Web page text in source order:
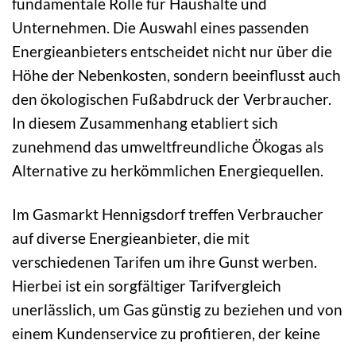
fundamentale Rolle für Haushalte und
Unternehmen. Die Auswahl eines passenden
Energieanbieters entscheidet nicht nur über die
Höhe der Nebenkosten, sondern beeinflusst auch
den ökologischen Fußabdruck der Verbraucher.
In diesem Zusammenhang etabliert sich
zunehmend das umweltfreundliche Ökogas als
Alternative zu herkömmlichen Energiequellen.
Im Gasmarkt Hennigsdorf treffen Verbraucher
auf diverse Energieanbieter, die mit
verschiedenen Tarifen um ihre Gunst werben.
Hierbei ist ein sorgfältiger Tarifvergleich
unerlässlich, um Gas günstig zu beziehen und von
einem Kundenservice zu profitieren, der keine